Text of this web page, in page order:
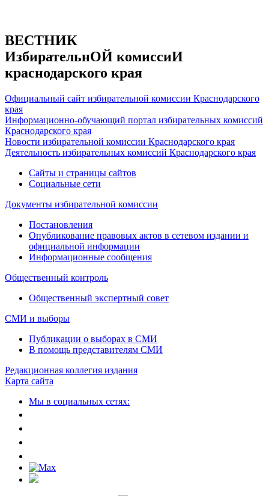
ВЕСТНИК
ИзбирательнОЙ комиссиИ
краснодарского края
Официальный сайт избирательной комиссии Краснодарского
края
Информационно-обучающий портал избирательных комиссий
Краснодарского края
Новости избирательной комиссии Краснодарского края
Деятельность избирательных комиссий Краснодарского края
Сайты и страницы сайтов
Социальные сети
Документы избирательной комиссии
Постановления
Опубликование правовых актов в сетевом издании и
официальной информации
Информационные сообщения
Общественный контроль
Общественный экспертный совет
СМИ и выборы
Публикации о выборах в СМИ
В помощь представителям СМИ
Редакционная коллегия издания
Карта сайта
Мы в социальных сетях: